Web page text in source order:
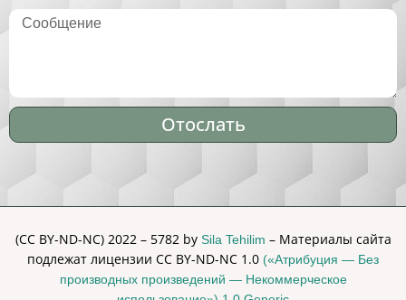
Отослать
(CC BY-ND-NC) 2022 – 5782 by Sila Tehilim – Материалы сайта
подлежат лицензии CC BY-ND-NC 1.0 («Атрибуция — Без
производных произведений — Некоммерческое